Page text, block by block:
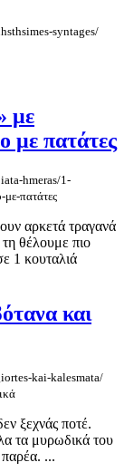
syntages/
με
με πατάτες
hmeras/1-
πατάτες
αρκετά τραγανά
θέλουμε πιο
1 κουταλιά
και
kai-kalesmata/
ξεχνάς ποτέ.
τα μυρωδικά του
...